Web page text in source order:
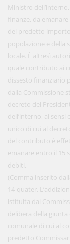
Ministro
finanze, da
del predetto
popolazione e della
locale. È altresì
quale contributo ai
dissesto finanziario
dalla Commissione
decreto del
dell’interno, ai
unico di cui al
del contributo è
emanare entro il 15
debiti.
(Comma inserito
14-quater.
istituita dal
delibera della giunta
comunale di cui al
predetto